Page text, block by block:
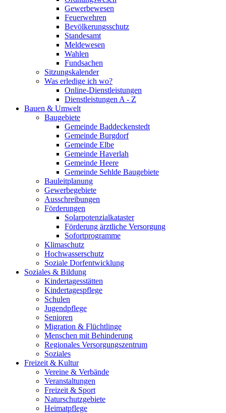
Gewerbewesen
Feuerwehren
Bevölkerungsschutz
Standesamt
Meldewesen
Wahlen
Fundsachen
Sitzungskalender
Was erledige ich wo?
Online-Dienstleistungen
Dienstleistungen A - Z
Bauen & Umwelt
Baugebiete
Gemeinde Baddeckenstedt
Gemeinde Burgdorf
Gemeinde Elbe
Gemeinde Haverlah
Gemeinde Heere
Gemeinde Sehlde Baugebiete
Bauleitplanung
Gewerbegebiete
Ausschreibungen
Förderungen
Solarpotenzialkataster
Förderung ärztliche Versorgung
Sofortprogramme
Klimaschutz
Hochwasserschutz
Soziale Dorfentwicklung
Soziales & Bildung
Kindertagesstätten
Kindertagespflege
Schulen
Jugendpflege
Senioren
Migration & Flüchtlinge
Menschen mit Behinderung
Regionales Versorgungszentrum
Soziales
Freizeit & Kultur
Vereine & Verbände
Veranstaltungen
Freizeit & Sport
Naturschutzgebiete
Heimatpflege